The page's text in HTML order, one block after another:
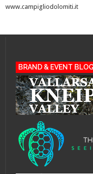
www.campigliodolomiti.it
BRAND & EVENT BLOG